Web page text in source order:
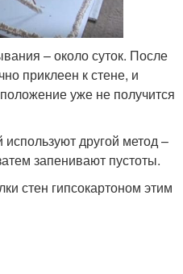
– около суток. После
приклеен к стене, и
уже не получится
другой метод –
запенивают пустоты.
стен гипсокартоном этим